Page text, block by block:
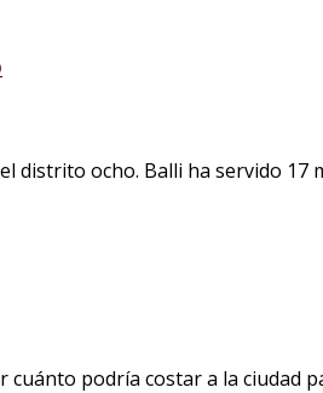
ocho. Balli ha servido 17
podría costar a la ciudad